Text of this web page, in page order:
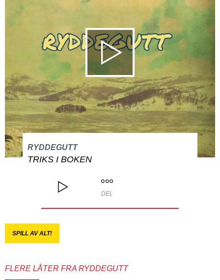
RYDDEGUTT
TRIKS I BOKEN
DEL
SPILL AV ALT!
FLERE LÅTER FRA RYDDEGUTT